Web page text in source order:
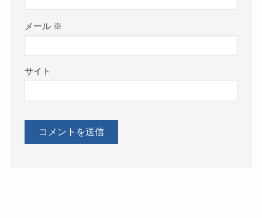
メール ※
サイト